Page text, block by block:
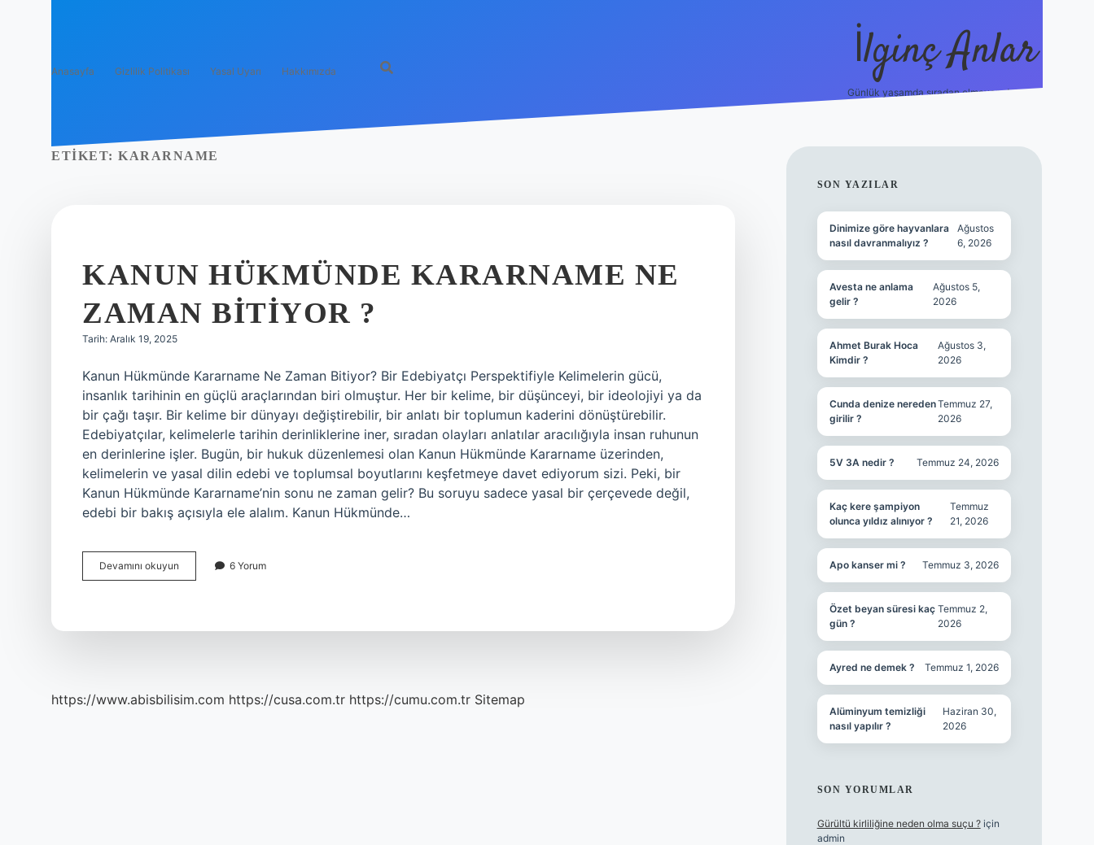
Anasayfa Gizlilik Politikası Yasal Uyarı Hakkımızda İlginç Anlar
Günlük yaşamda sıradan olmayan detaylar.
ETIKET: KARARNAME
KANUN HÜKMÜNDE KARARNAME NE
ZAMAN BITIYOR ?
Tarih: Aralık 19, 2025
Kanun Hükmünde Kararname Ne Zaman Bitiyor? Bir Edebiyatçı Perspektifiyle Kelimelerin gücü,
insanlık tarihinin en güçlü araçlarından biri olmuştur. Her bir kelime, bir düşünceyi, bir ideolojiyi ya da
bir çağı taşır. Bir kelime bir dünyayı değiştirebilir, bir anlatı bir toplumun kaderini dönüştürebilir.
Edebiyatçılar, kelimelerle tarihin derinliklerine iner, sıradan olayları anlatılar aracılığıyla insan ruhunun
en derinlerine işler. Bugün, bir hukuk düzenlemesi olan Kanun Hükmünde Kararname üzerinden,
kelimelerin ve yasal dilin edebi ve toplumsal boyutlarını keşfetmeye davet ediyorum sizi. Peki, bir
Kanun Hükmünde Kararname’nin sonu ne zaman gelir? Bu soruyu sadece yasal bir çerçevede değil,
edebi bir bakış açısıyla ele alalım. Kanun Hükmünde…
Devamını okuyun
hükmünde
6 Yorum
https://www.abisbilisim.com https://cusa.com.tr https://cumu.com.tr Sitemap
SIDEBAR
SON YAZILAR
Dinimize göre hayvanlara
nasıl davranmalıyız ?
Ağustos
6, 2026
Avesta ne anlama
gelir ?
Ağustos 5,
2026
Ahmet Burak Hoca
Kimdir ?
Ağustos 3,
2026
Cunda denize nereden
girilir ?
Temmuz 27,
2026
5V 3A nedir ? Temmuz 24, 2026
Kaç kere şampiyon
olunca yıldız alınıyor ?
Temmuz
21, 2026
Apo kanser mi ? Temmuz 3, 2026
Özet beyan süresi kaç
gün ?
Temmuz 2,
2026
Ayred ne demek ? Temmuz 1, 2026
Alüminyum temizliği
nasıl yapılır ?
Haziran 30,
2026
SON YORUMLAR
Gürültü kirliliğine neden olma suçu ?için
admin